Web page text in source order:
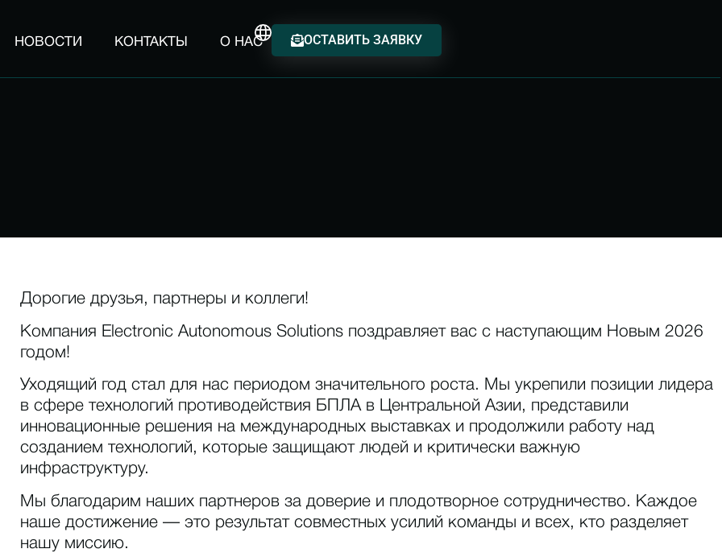
НОВОСТИ КОНТАКТЫ О НАС ОСТАВИТЬ ЗАЯВКУ
Дорогие друзья, партнеры и коллеги!
Компания Electronic Autonomous Solutions поздравляет вас с наступающим Новым 2026
годом!
Уходящий год стал для нас периодом значительного роста. Мы укрепили позиции лидера
в сфере технологий противодействия БПЛА в Центральной Азии, представили
инновационные решения на международных выставках и продолжили работу над
созданием технологий, которые защищают людей и критически важную
инфраструктуру.
Мы благодарим наших партнеров за доверие и плодотворное сотрудничество. Каждое
наше достижение — это результат совместных усилий команды и всех, кто разделяет
нашу миссию.